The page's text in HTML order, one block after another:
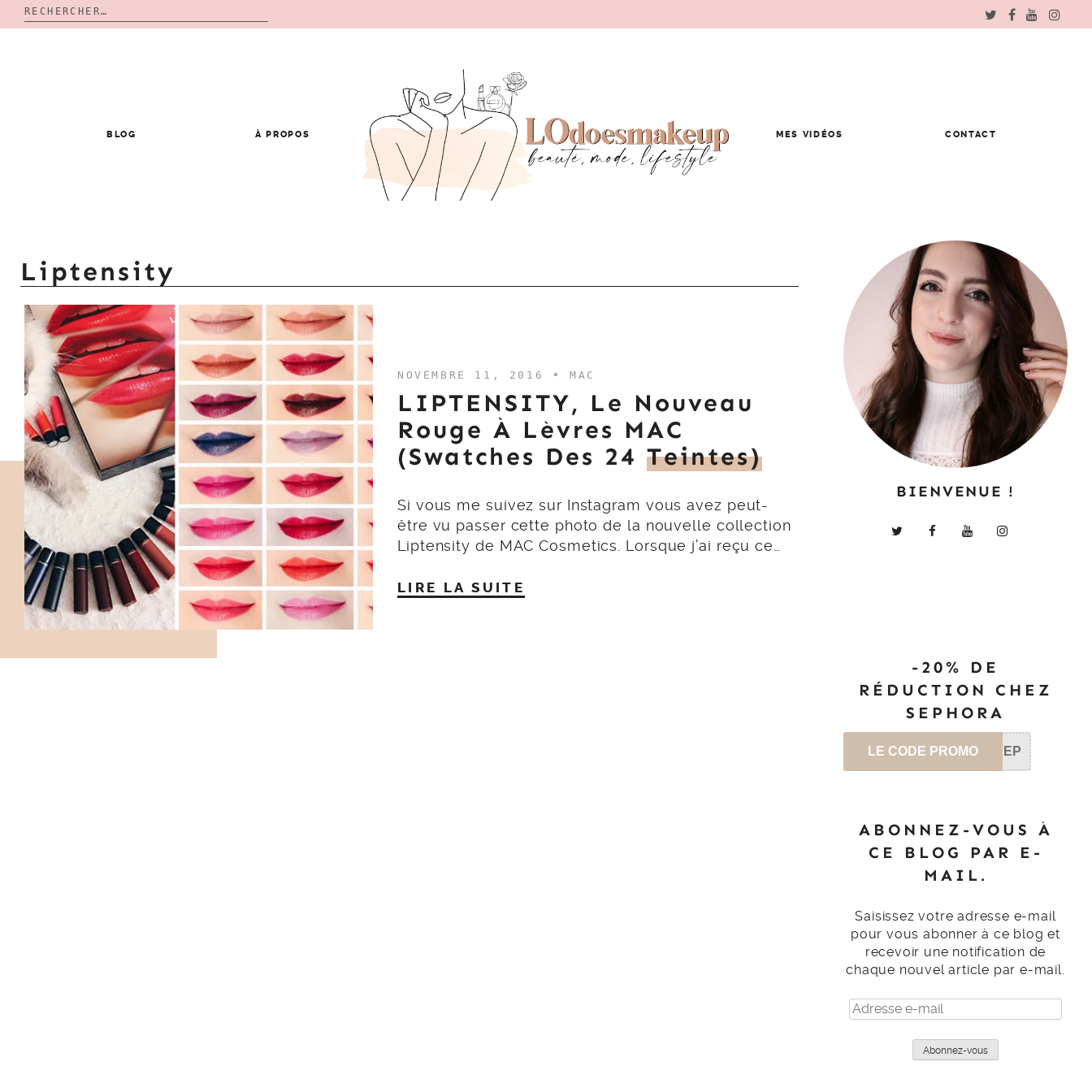
Rechercher :
BLOG À PROPOS MES VIDÉOS CONTACT
Liptensity
NOVEMBRE 11, 2016 •MAC
LIPTENSITY, Le Nouveau
Rouge À Lèvres MAC
(swatches Des 24 Teintes)
Si vous me suivez sur Instagram vous avez peut-
être vu passer cette photo de la nouvelle collection
Liptensity de MAC Cosmetics. Lorsque j’ai reçu ce…
LIRE LA SUITE
BIENVENUE !
-20% DE
RÉDUCTION CHEZ
SEPHORA
LE CODE PROMO SEP
ABONNEZ-VOUS À
CE BLOG PAR E-
MAIL.
Saisissez votre adresse e-mail
pour vous abonner à ce blog et
recevoir une notification de
chaque nouvel article par e-mail.
Adresse
e-
Abonnez-vous